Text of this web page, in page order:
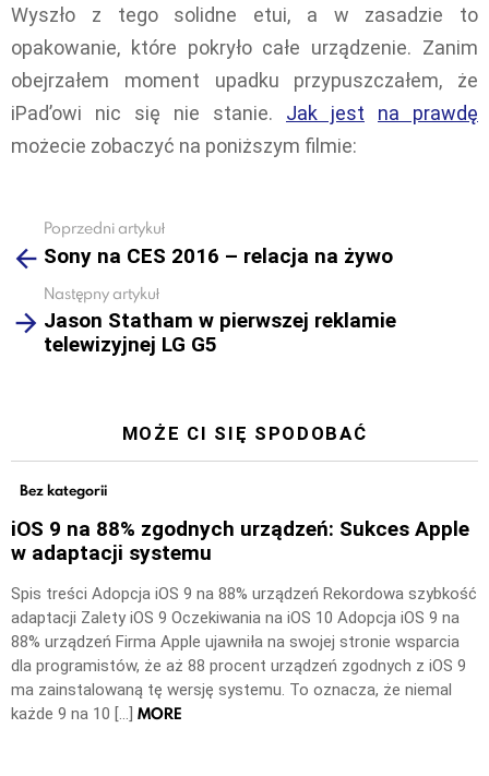
Wyszło z tego solidne etui, a w zasadzie to
opakowanie, które pokryło całe urządzenie. Zanim
obejrzałem moment upadku przypuszczałem, że
iPad’owi nic się nie stanie. Jak jest
na prawdę
możecie zobaczyć na poniższym filmie:
more
Poprzedni artykuł
Sony na CES 2016 – relacja na żywo
Następny artykuł
Jason Statham w pierwszej reklamie
telewizyjnej LG G5
MOŻE CI SIĘ SPODOBAĆ
Bez kategorii
iOS 9 na 88% zgodnych urządzeń: Sukces Apple
w adaptacji systemu
Spis treści Adopcja iOS 9 na 88% urządzeń Rekordowa szybkość
adaptacji Zalety iOS 9 Oczekiwania na iOS 10 Adopcja iOS 9 na
88% urządzeń Firma Apple ujawniła na swojej stronie wsparcia
dla programistów, że aż 88 procent urządzeń zgodnych z iOS 9
ma zainstalowaną tę wersję systemu. To oznacza, że niemal
każde 9 na 10 […] MORE